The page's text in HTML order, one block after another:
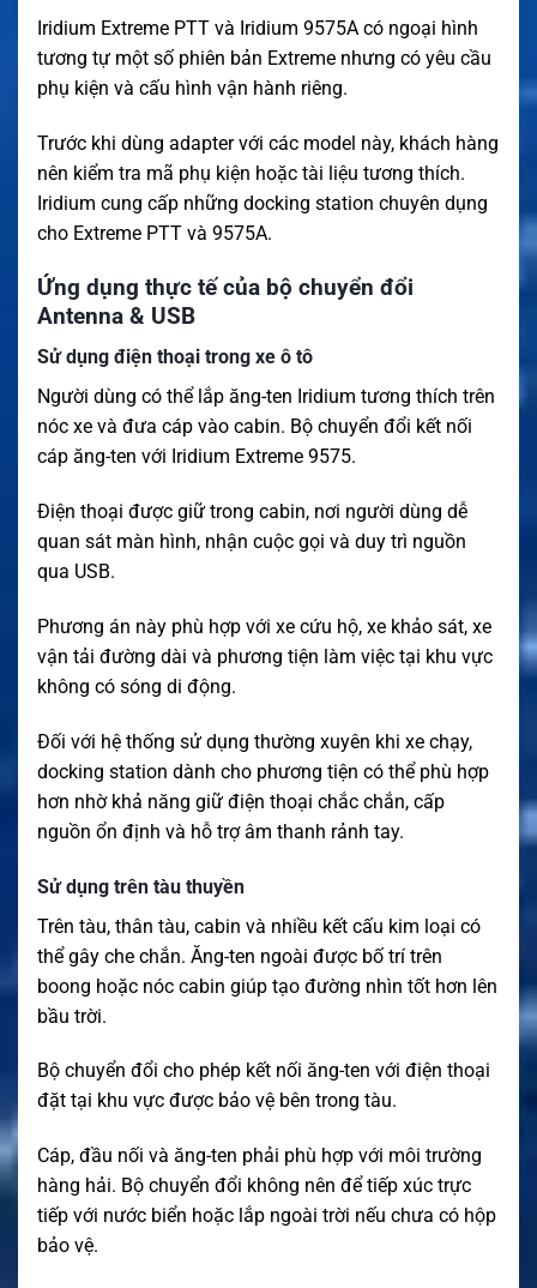
Iridium Extreme PTT và Iridium 9575A có ngoại hình
tương tự một số phiên bản Extreme nhưng có yêu cầu
phụ kiện và cấu hình vận hành riêng.
Trước khi dùng adapter với các model này, khách hàng
nên kiểm tra mã phụ kiện hoặc tài liệu tương thích.
Iridium cung cấp những docking station chuyên dụng
cho Extreme PTT và 9575A.
Ứng dụng thực tế của bộ chuyển đổi
Antenna & USB
Sử dụng điện thoại trong xe ô tô
Người dùng có thể lắp ăng-ten Iridium tương thích trên
nóc xe và đưa cáp vào cabin. Bộ chuyển đổi kết nối
cáp ăng-ten với Iridium Extreme 9575.
Điện thoại được giữ trong cabin, nơi người dùng dễ
quan sát màn hình, nhận cuộc gọi và duy trì nguồn
qua USB.
Phương án này phù hợp với xe cứu hộ, xe khảo sát, xe
vận tải đường dài và phương tiện làm việc tại khu vực
không có sóng di động.
Đối với hệ thống sử dụng thường xuyên khi xe chạy,
docking station dành cho phương tiện có thể phù hợp
hơn nhờ khả năng giữ điện thoại chắc chắn, cấp
nguồn ổn định và hỗ trợ âm thanh rảnh tay.
Sử dụng trên tàu thuyền
Trên tàu, thân tàu, cabin và nhiều kết cấu kim loại có
thể gây che chắn. Ăng-ten ngoài được bố trí trên
boong hoặc nóc cabin giúp tạo đường nhìn tốt hơn lên
bầu trời.
Bộ chuyển đổi cho phép kết nối ăng-ten với điện thoại
đặt tại khu vực được bảo vệ bên trong tàu.
Cáp, đầu nối và ăng-ten phải phù hợp với môi trường
hàng hải. Bộ chuyển đổi không nên để tiếp xúc trực
tiếp với nước biển hoặc lắp ngoài trời nếu chưa có hộp
bảo vệ.